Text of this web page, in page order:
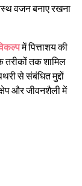
वजन बनाए रखना
में पित्ताशय की
तक शामिल
से संबंधित मुद्दों
और जीवनशैली में